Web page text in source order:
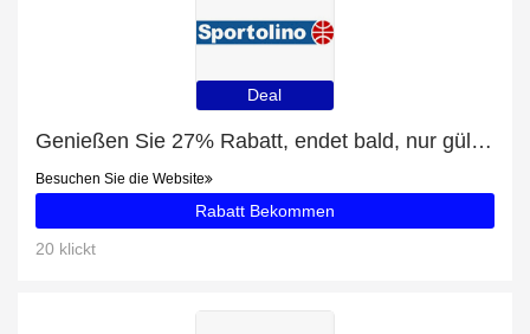
Deal
Genießen Sie 27% Rabatt, endet bald, nur gültig für Thermomatten
Besuchen Sie die Website
Rabatt Bekommen
20 klickt